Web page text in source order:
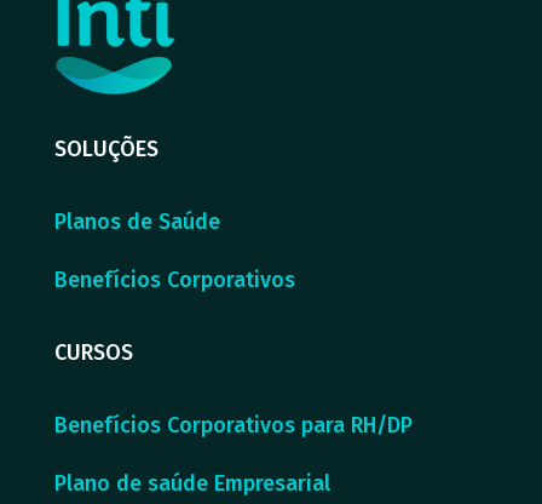
SOLUÇÕES
Planos de Saúde
Benefícios Corporativos
CURSOS
Benefícios Corporativos para RH/DP
Plano de saúde Empresarial